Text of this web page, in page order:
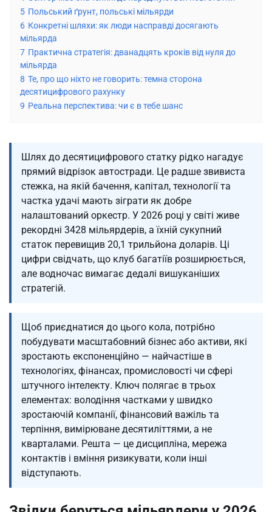
5 Польський ґрунт, польські мільярди
6 Конкретні шляхи: як люди насправді досягають
мільярда
7 Практична стратегія: дванадцять кроків від нуля до
мільярда
8 Те, про що ніхто не говорить: темна сторона
десятицифрового рахунку
9 Реальна перспектива: чи є в тебе шанс
Шлях до десятицифрового статку рідко нагадує
прямий відрізок автостради. Це радше звивиста
стежка, на якій бачення, капітал, технології та
частка удачі мають зіграти як добре
налаштований оркестр. У 2026 році у світі живе
рекордні 3428 мільярдерів, а їхній сукупний
статок перевищив 20,1 трильйона доларів. Ці
цифри свідчать, що клуб багатіїв розширюється,
але водночас вимагає дедалі вишуканіших
стратегій.
Щоб приєднатися до цього кола, потрібно
побудувати масштабовний бізнес або активи, які
зростають експоненційно — найчастіше в
технологіях, фінансах, промисловості чи сфері
штучного інтелекту. Ключ полягає в трьох
елементах: володіння частками у швидко
зростаючій компанії, фінансовий важіль та
терпіння, вимірюване десятиліттями, а не
кварталами. Решта — це дисципліна, мережа
контактів і вміння ризикувати, коли інші
відступають.